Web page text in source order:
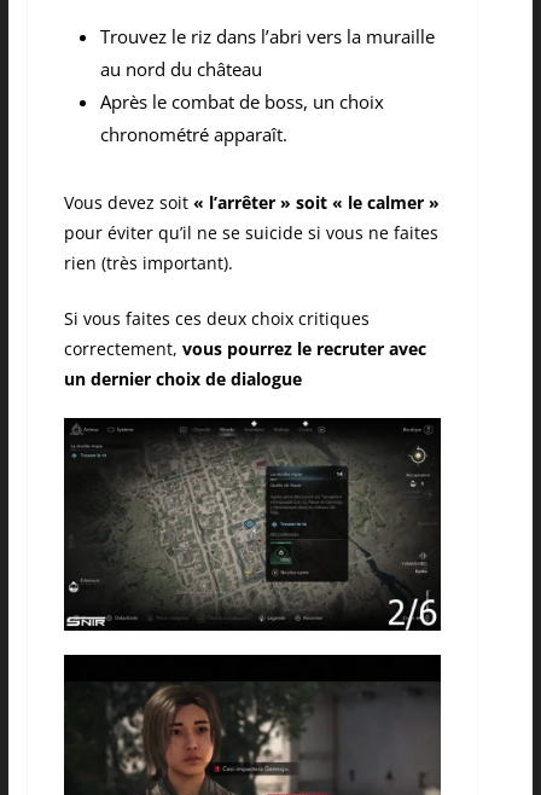
Trouvez le riz dans l’abri vers la muraille
au nord du château
Après le combat de boss, un choix
chronométré apparaît.
Vous devez soit « l’arrêter » soit « le calmer »
pour éviter qu’il ne se suicide si vous ne faites
rien (très important).
Si vous faites ces deux choix critiques
correctement, vous pourrez le recruter avec
un dernier choix de dialogue